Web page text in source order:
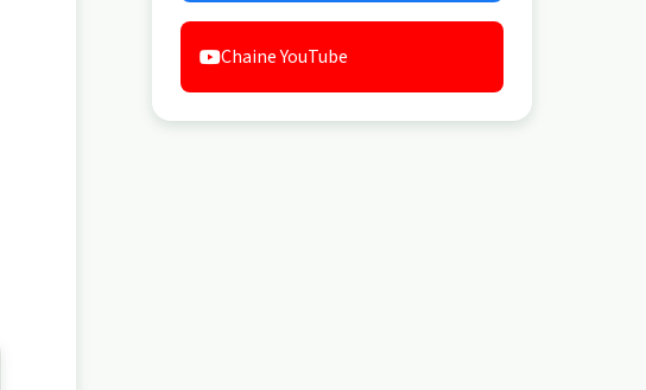
Chaine YouTube